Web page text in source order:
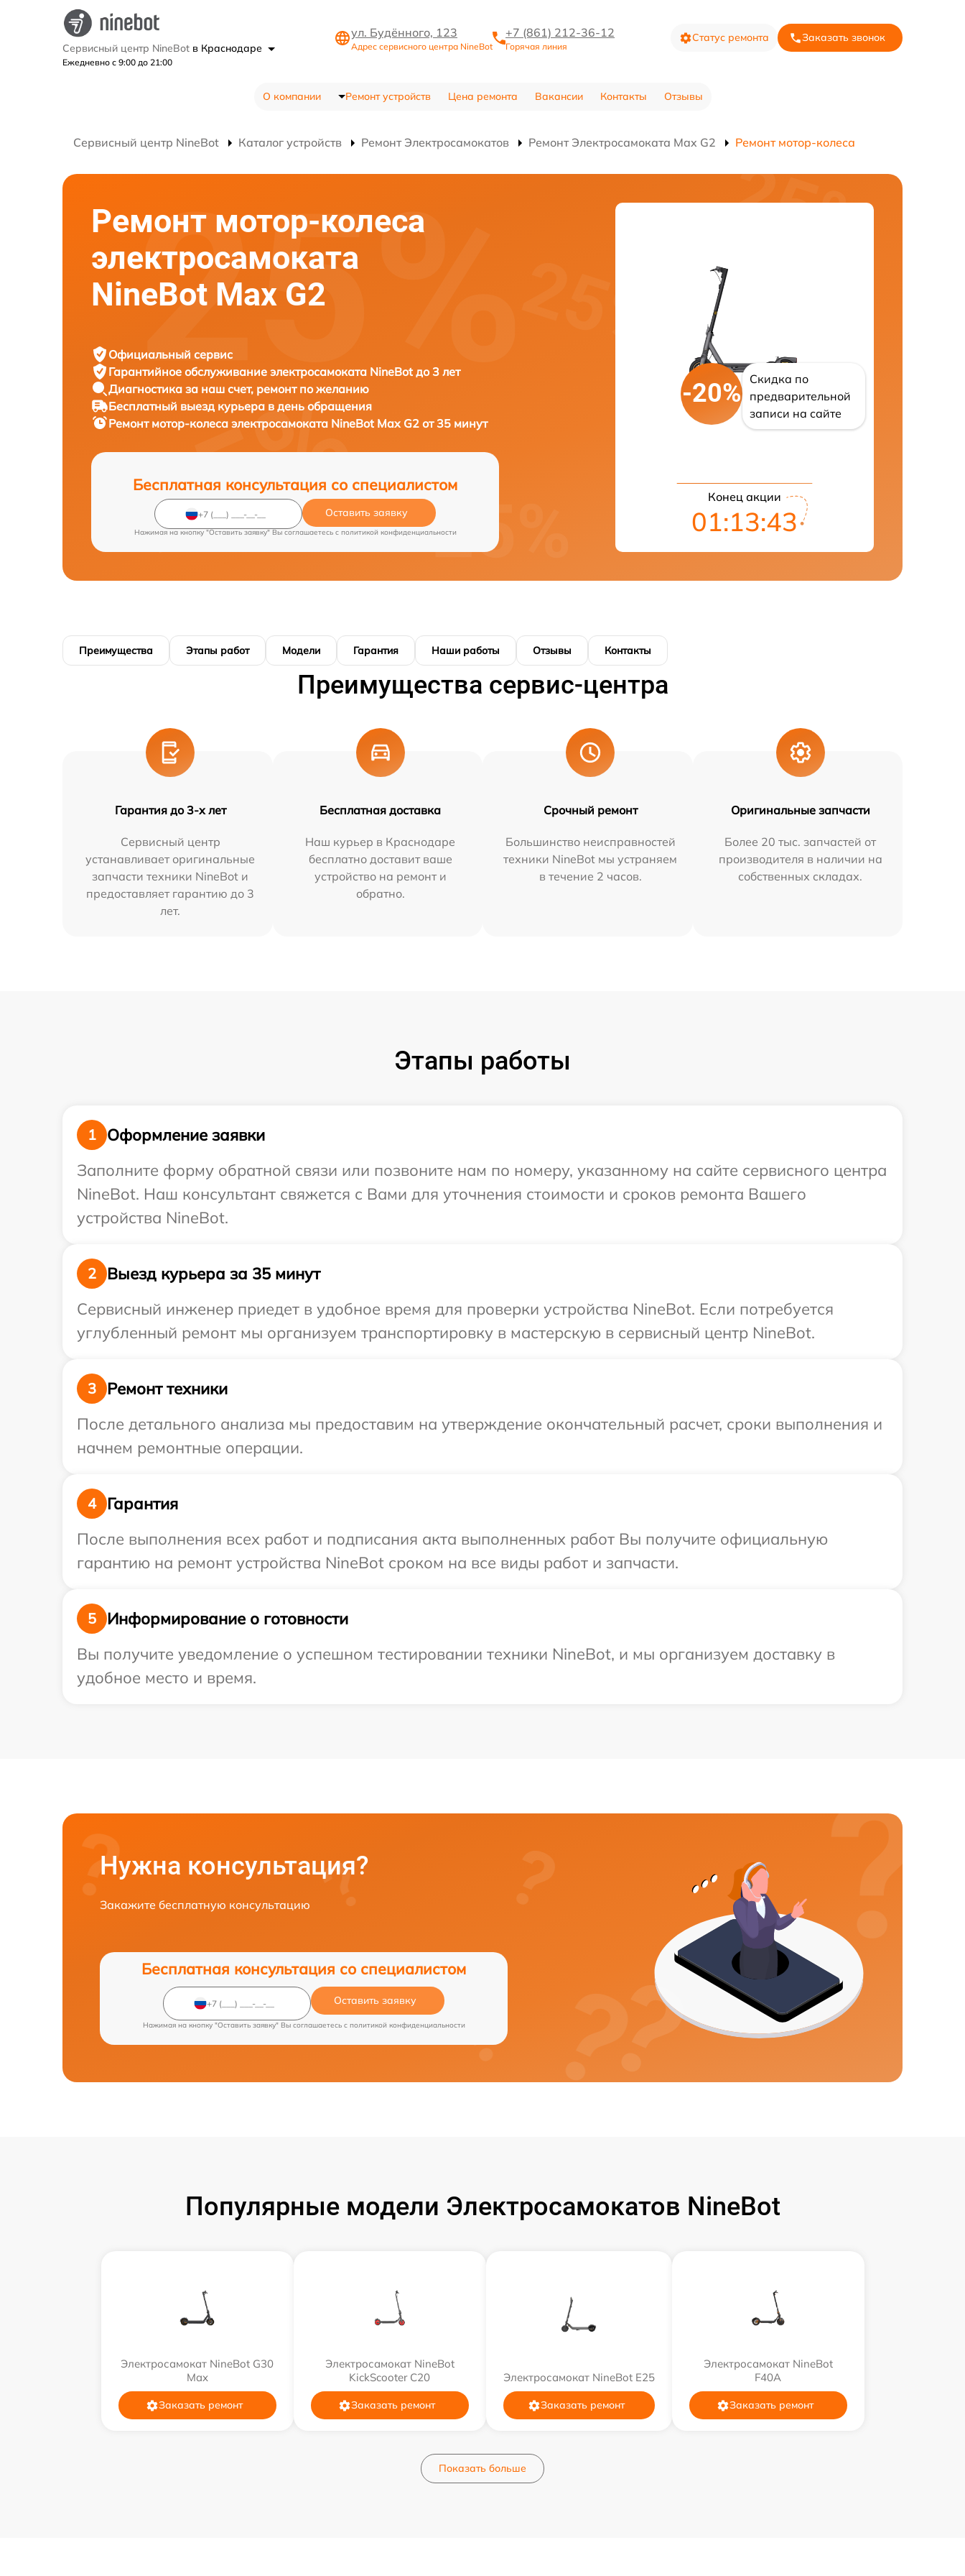
Сервисный центр NineBot в Краснодаре
Ежедневно с 9:00 до 21:00
ул. Будённого, 123
Адрес сервисного центра NineBot
+7 (861) 212-36-12
Горячая линия
Статус ремонта Заказать звонок
О компании Ремонт устройств Цена ремонта Вакансии Контакты Отзывы
Сервисный центр NineBot Каталог устройств Ремонт Электросамокатов Ремонт Электросамоката Max G2 Ремонт мотор-колеса
Ремонт мотор-колеса
электросамоката
NineBot Max G2
Официальный сервис
Гарантийное обслуживание электросамоката NineBot до 3 лет
Диагностика за наш счет, ремонт по желанию
Бесплатный выезд курьера в день обращения
Ремонт мотор-колеса электросамоката NineBot Max G2 от 35 минут
Бесплатная консультация со специалистом
Оставить заявку
Нажимая на кнопку "Оставить заявку" Вы соглашаетесь c политикой конфиденциальности
-20%
Скидка по
предварительной
записи на сайте
Конец акции
01:13:42
Преимущества Этапы работ Модели Гарантия Наши работы Отзывы Контакты
Преимущества сервис-центра
Гарантия до 3-х лет
Сервисный центр
устанавливает оригинальные
запчасти техники NineBot и
предоставляет гарантию до 3
лет.
Бесплатная доставка
Наш курьер в Краснодаре
бесплатно доставит ваше
устройство на ремонт и
обратно.
Срочный ремонт
Большинство неисправностей
техники NineBot мы устраняем
в течение 2 часов.
Оригинальные запчасти
Более 20 тыс. запчастей от
производителя в наличии на
собственных складах.
Этапы работы
1
Оформление заявки
Заполните форму обратной связи или позвоните нам по номеру, указанному на сайте сервисного центра
NineBot. Наш консультант свяжется с Вами для уточнения стоимости и сроков ремонта Вашего
устройства NineBot.
2
Выезд курьера за 35 минут
Сервисный инженер приедет в удобное время для проверки устройства NineBot. Если потребуется
углубленный ремонт мы организуем транспортировку в мастерскую в сервисный центр NineBot.
3
Ремонт техники
После детального анализа мы предоставим на утверждение окончательный расчет, сроки выполнения и
начнем ремонтные операции.
4
Гарантия
После выполнения всех работ и подписания акта выполненных работ Вы получите официальную
гарантию на ремонт устройства NineBot сроком на все виды работ и запчасти.
5
Информирование о готовности
Вы получите уведомление о успешном тестировании техники NineBot, и мы организуем доставку в
удобное место и время.
Нужна консультация?
Закажите бесплатную консультацию
Бесплатная консультация со специалистом
Оставить заявку
Нажимая на кнопку "Оставить заявку" Вы соглашаетесь c политикой конфиденциальности
Популярные модели Электросамокатов NineBot
Электросамокат NineBot G30
Max
Заказать ремонт
Электросамокат NineBot
KickScooter C20
Заказать ремонт
Электросамокат NineBot E25
Заказать ремонт
Электросамокат NineBot
F40A
Заказать ремонт
Показать больше